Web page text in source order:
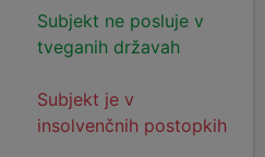
Subjekt ne posluje v
tveganih državah
Subjekt je v
insolvenčnih postopkih